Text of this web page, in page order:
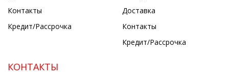
Контакты
Кредит/Рассрочка
Доставка
Контакты
Кредит/Рассрочка
КОНТАКТЫ